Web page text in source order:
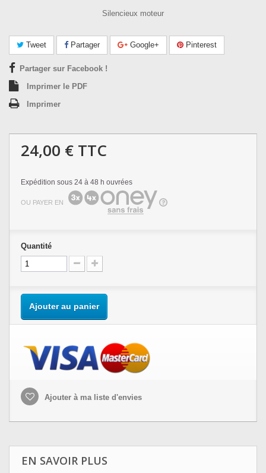
Silencieux moteur
Tweet Partager Google+ Pinterest
Partager sur Facebook !
Imprimer le PDF
Imprimer
24,00 € TTC
Expédition sous 24 à 48 h ouvrées
OU PAYER EN
Quantité
Ajouter au panier
Ajouter à ma liste d'envies
EN SAVOIR PLUS